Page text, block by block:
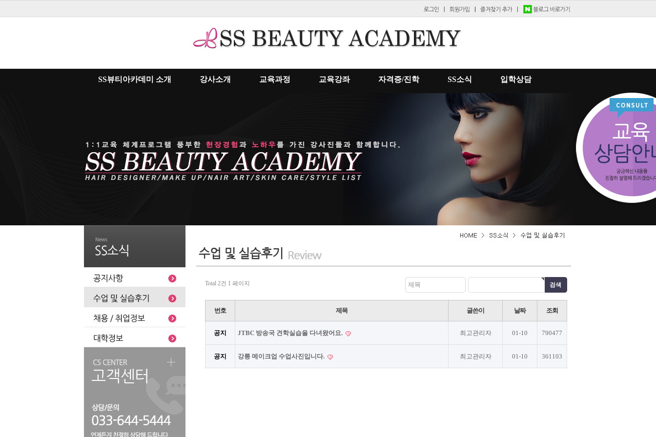
SS뷰티아카데미 소개 강사소개 교육과정 교육강좌 자격증/진학 SS소식 입학상담
Total 2건 1 페이지 제목
번호 제목 글쓴이 날짜 조회
공지 JTBC 방송국 견학실습을 다녀왔어요. 최고관리자 01-10 790477
공지 강릉 메이크업 수업사진입니다. 최고관리자 01-10 361103